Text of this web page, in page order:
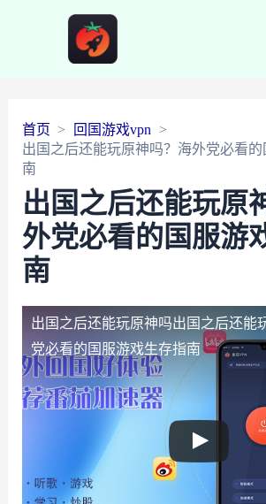
首页
回国游戏vpn
出国之后还能玩原神吗？海外党必看
南
出国之后还能玩原
外党必看的国服游
南
出国之后还能玩原神吗出国之后还能
党必看的国服游戏生存指南